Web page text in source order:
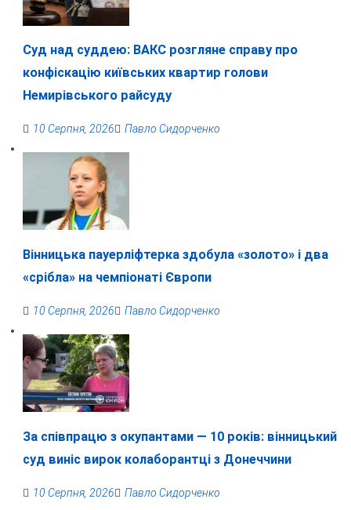
Суд над суддею: ВАКС розгляне справу про
конфіскацію київських квартир голови
Немирівського райсуду
10 Серпня, 2026 Павло Сидорченко
Вінницька пауерліфтерка здобула «золото» і два
«срібла» на чемпіонаті Європи
10 Серпня, 2026 Павло Сидорченко
За співпрацю з окупантами — 10 років: вінницький
суд виніс вирок колаборантці з Донеччини
10 Серпня, 2026 Павло Сидорченко